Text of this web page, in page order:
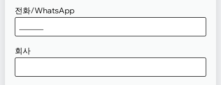
전화/WhatsApp
회사